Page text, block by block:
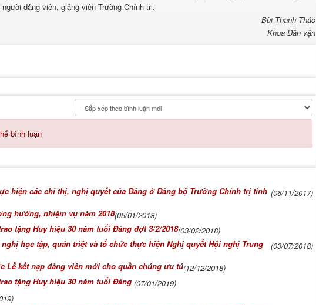
đảng viên, giảng viên Trường Chính trị.
Bùi Thanh Thảo
Khoa Dân vận
bình luận
hiện các chỉ thị, nghị quyết của Đảng ở Đảng bộ Trường Chính trị tỉnh (06/11/2017)
hướng, nhiệm vụ năm 2018(05/01/2018)
tặng Huy hiệu 30 năm tuổi Đảng đợt 3/2/2018(03/02/2018)
học tập, quán triệt và tổ chức thực hiện Nghị quyết Hội nghị Trung
(03/07/2018)
Lễ kết nạp đảng viên mới cho quần chúng ưu tú(12/12/2018)
tặng Huy hiệu 30 năm tuổi Đảng (07/01/2019)